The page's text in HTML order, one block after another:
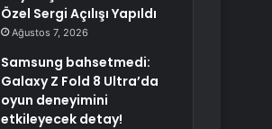
Özel Sergi Açılışı Yapıldı
Ağustos 7, 2026
Samsung bahsetmedi:
Galaxy Z Fold 8 Ultra’da
oyun deneyimini
etkileyecek detay!